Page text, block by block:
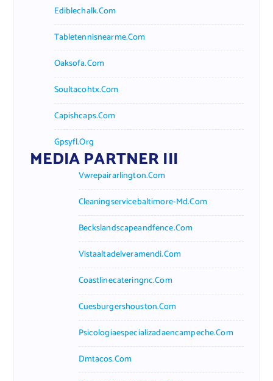
Ediblechalk.com
Tabletennisnearme.com
Oaksofa.com
Soultacohtx.com
Capishcaps.com
Gpsyfl.org
MEDIA PARTNER III
Vwrepairarlington.com
Cleaningservicebaltimore-Md.com
Beckslandscapeandfence.com
Vistaaltadelveramendi.com
Coastlinecateringnc.com
Cuesburgershouston.com
Psicologiaespecializadaencampeche.com
Dmtacos.com